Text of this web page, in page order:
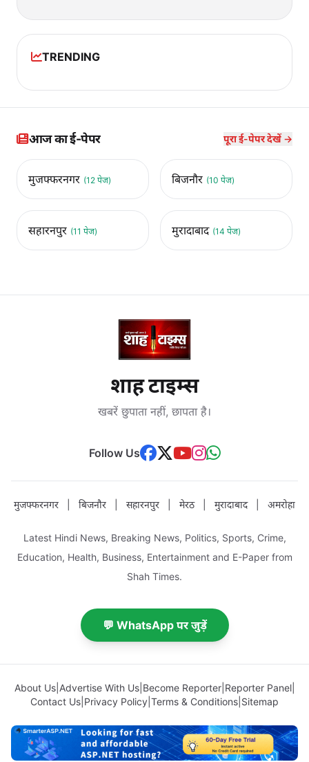
TRENDING
आज का ई-पेपर पूरा ई-पेपर देखें →
मुजफ्फरनगर (12 पेज) बिजनौर (10 पेज)
सहारनपुर (11 पेज) मुरादाबाद (14 पेज)
शाह टाइम्स
खबरें छुपाता नहीं, छापता है।
Follow Us
मुजफ्फरनगर बिजनौर सहारनपुर मेरठ मुरादाबाद अमरोहा
Latest Hindi News, Breaking News, Politics, Sports, Crime,
Education, Health, Business, Entertainment and E-Paper from
Shah Times.
💬 WhatsApp पर जुड़ें
About Us| Advertise With Us| Become Reporter| Reporter Panel|
Contact Us Privacy Policy Terms & Conditions Sitemap